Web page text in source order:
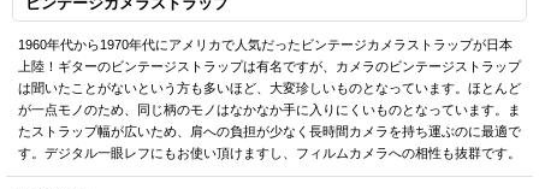
1960年代から1970年代にアメリカで人気だったビンテージカメラストラップが日本
上陸！ギターのビンテージストラップは有名ですが、カメラのビンテージストラップ
は聞いたことがないという方も多いほど、大変珍しいものとなっています。ほとんど
が一点モノのため、同じ柄のモノはなかなか手に入りにくいものとなっています。ま
たストラップ幅が広いため、肩への負担が少なく長時間カメラを持ち運ぶのに最適で
す。デジタル一眼レフにもお使い頂けますし、フィルムカメラへの相性も抜群です。